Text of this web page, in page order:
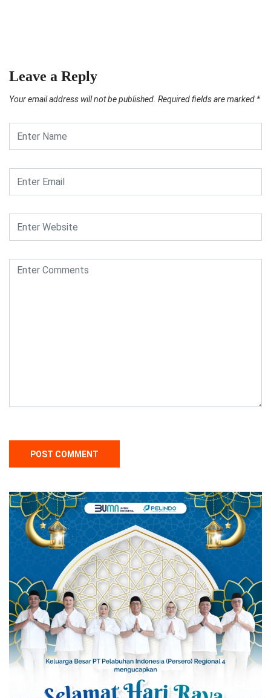
Leave a Reply
Your email address will not be published. Required fields are marked *